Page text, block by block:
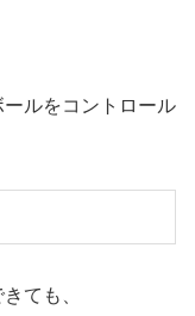
ルをコントロール
ても、